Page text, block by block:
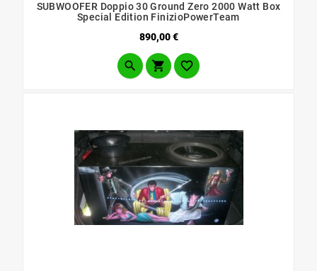
SUBWOOFER Doppio 30 Ground Zero 2000 Watt Box
Special Edition FinizioPowerTeam
890,00 €Prezzo
  